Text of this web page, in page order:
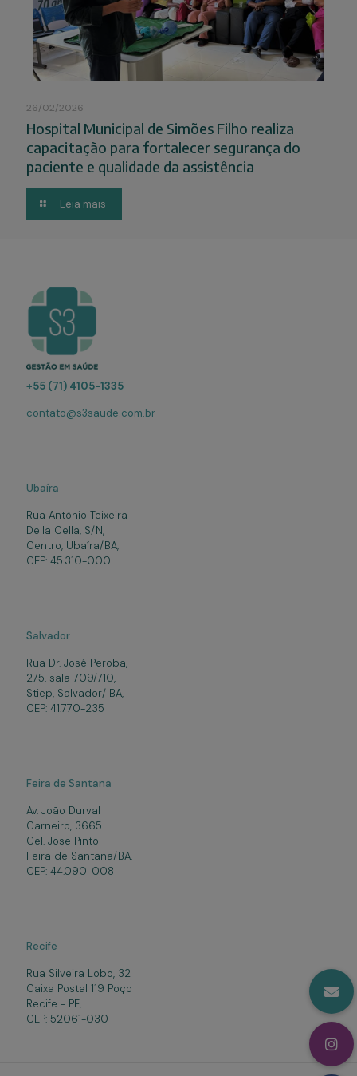
26/02/2026
Hospital Municipal de Simões Filho realiza
capacitação para fortalecer segurança do
paciente e qualidade da assistência
Leia mais
+55 (71) 4105-1335
contato@s3saude.com.br
Ubaíra
Rua Antônio Teixeira
Della Cella, S/N,
Centro, Ubaíra/BA,
CEP: 45.310-000
Salvador
Rua Dr. José Peroba,
275, sala 709/710,
Stiep, Salvador/ BA,
CEP: 41.770-235
Feira de Santana
Av. João Durval
Carneiro, 3665
Cel. Jose Pinto
Feira de Santana/BA,
CEP: 44.090-008
Recife
Rua Silveira Lobo, 32
Caixa Postal 119 Poço
Recife - PE,
CEP: 52061-030